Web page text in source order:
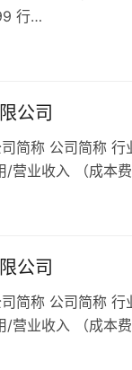
行…
公司
简称 公司简称
/营业收入 （成本
公司
简称 公司简称
/营业收入 （成本